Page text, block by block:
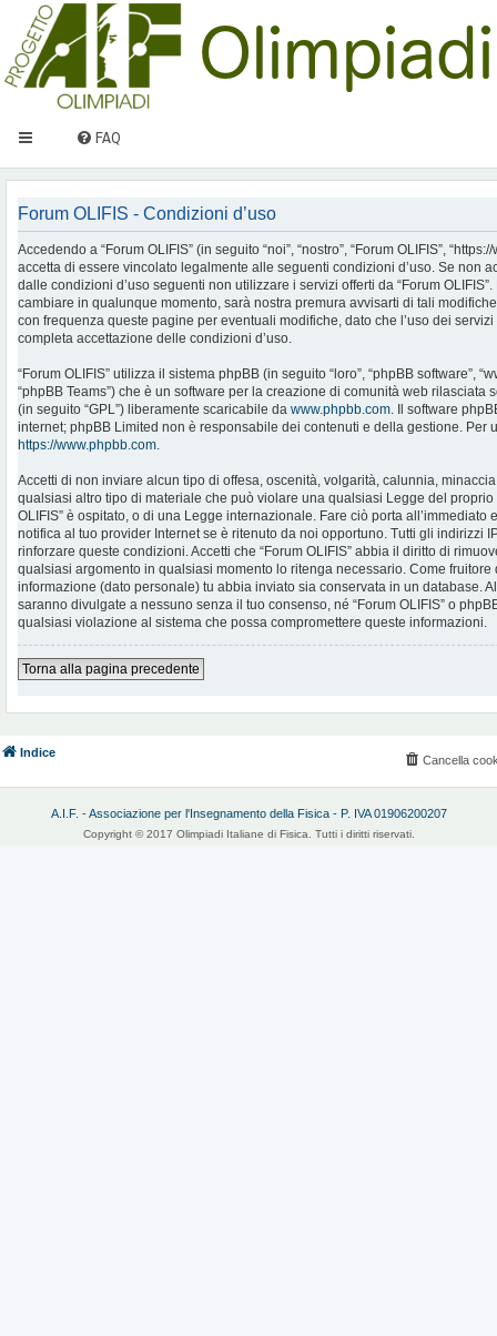
FAQ
Forum OLIFIS - Condizioni d’uso
Accedendo a “Forum OLIFIS” (in seguito “noi”, “nostro”, “Forum OLIFIS”,
accetta di essere vincolato legalmente alle seguenti condizioni d’uso. Se non
dalle condizioni d’uso seguenti non utilizzare i servizi offerti da “Forum
cambiare in qualunque momento, sarà nostra premura avvisarti di tali
con frequenza queste pagine per eventuali modifiche, dato che l’uso dei servizi
completa accettazione delle condizioni d’uso.
“Forum OLIFIS” utilizza il sistema phpBB (in seguito “loro”, “phpBB software”,
“phpBB Teams”) che è un software per la creazione di comunità web rilasciata
(in seguito “GPL”) liberamente scaricabile da www.phpbb.com. Il software
internet; phpBB Limited non è responsabile dei contenuti e della gestione. Per
https://www.phpbb.com.
Accetti di non inviare alcun tipo di offesa, oscenità, volgarità, calunnia,
qualsiasi altro tipo di materiale che può violare una qualsiasi Legge del proprio
OLIFIS” è ospitato, o di una Legge internazionale. Fare ciò porta
notifica al tuo provider Internet se è ritenuto da noi opportuno. Tutti gli indirizzi
rinforzare queste condizioni. Accetti che “Forum OLIFIS” abbia il diritto di
qualsiasi argomento in qualsiasi momento lo ritenga necessario. Come
informazione (dato personale) tu abbia inviato sia conservata in un database.
saranno divulgate a nessuno senza il tuo consenso, né “Forum OLIFIS” o
qualsiasi violazione al sistema che possa compromettere queste informazioni.
Torna alla pagina precedente
Indice
Cancella
A.I.F. - Associazione per l'Insegnamento della Fisica - P. IVA 01906200207
Copyright © 2017 Olimpiadi Italiane di Fisica. Tutti i diritti riservati.